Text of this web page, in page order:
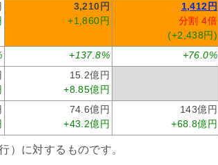
3,210円
+1,860円
1,412円
分割 4倍
(+2,438円)
+137.8%
+76.0%
15.2億円
+8.85億円
74.6億円
+43.2億円
143億円
+68.8億円
）に対するものです。